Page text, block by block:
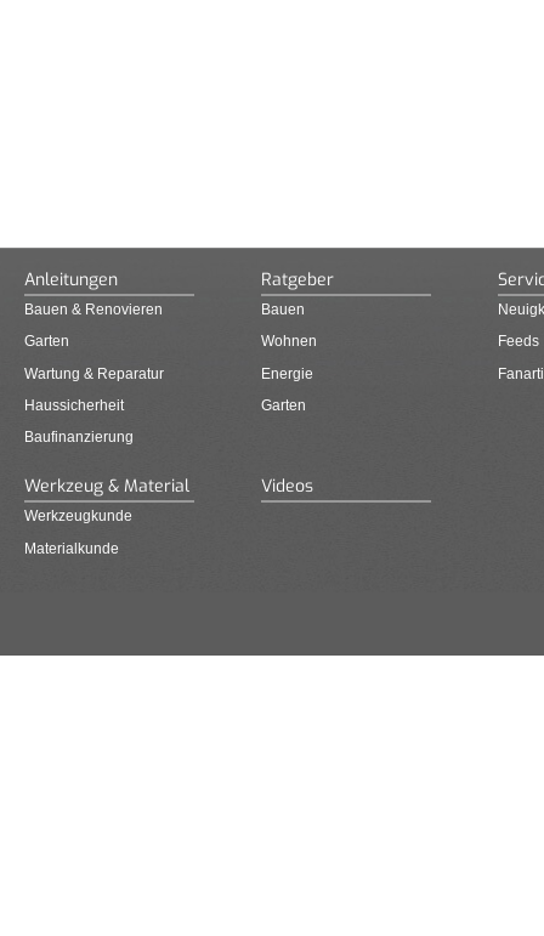
Anleitungen
Bauen & Renovieren
Garten
Wartung & Reparatur
Haussicherheit
Baufinanzierung
Ratgeber
Bauen
Wohnen
Energie
Garten
Feeds
Werkzeug & Material
Werkzeugkunde
Materialkunde
Videos